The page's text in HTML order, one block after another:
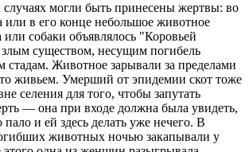
могли быть принесены жертвы: во
или в его конце небольшое животное
или собаки объявлялось "Коровьей
существом, несущим погибель
стадам. Животное зарывали за пределами
живьем. Умерший от эпидемии скот тоже
селения для того, чтобы запутать
— она при входе должна была увидеть,
пало и ей здесь делать уже нечего. В
животных ночью закапывали у